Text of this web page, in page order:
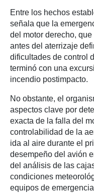
Entre los hechos
señala que la
del motor derecho,
antes del aterrizaje
dificultades de control
terminó con una
incendio postimpacto.
No obstante, el
aspectos clave por
exacta de la falla del
controlabilidad de la
ida al aire durante el
desempeño del avión
del análisis de las
condiciones
equipos de